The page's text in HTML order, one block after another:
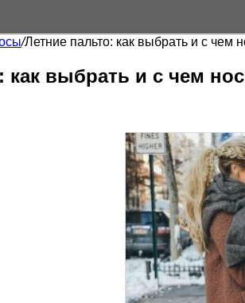
/Летние пальто: как выбрать и с чем
как выбрать и с чем